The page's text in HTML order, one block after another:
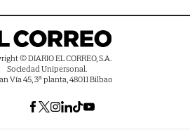
© DIARIO EL CORREO, S.A.
Sociedad Unipersonal.
Vía 45, 3ª planta, 48011 Bilbao